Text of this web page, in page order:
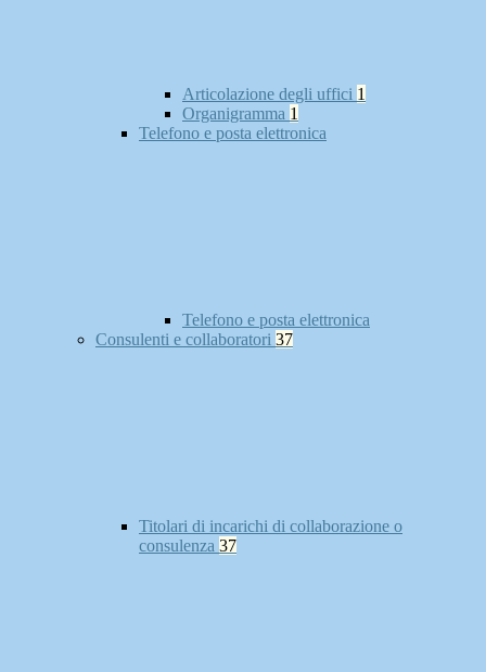
Articolazione degli uffici 1
Organigramma 1
Telefono e posta elettronica
Telefono e posta elettronica
Consulenti e collaboratori 37
Titolari di incarichi di collaborazione o
consulenza 37